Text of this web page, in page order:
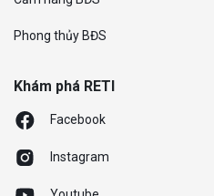
Phong thủy BĐS
Khám phá RETI
Facebook
Instagram